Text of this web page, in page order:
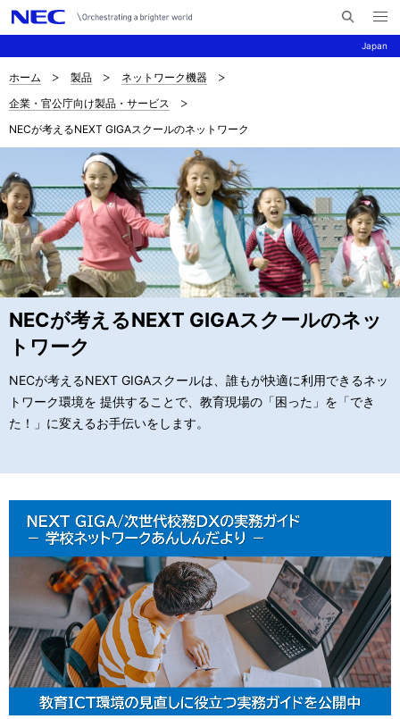
Japan
イ
メ
ニ
ュ
ナ
ビ
ゲ
ー
シ
ョ
ン
サ
イ
ト
内
の
現
在
位
置
ホーム 製品
ネットワーク機器
企業・官公庁向け製品・サービス
NECが考えるNEXT GIGAスクールのネットワーク
NECが考えるNEXT GIGAスクールのネッ
トワーク
NECが考えるNEXT GIGAスクールは、誰もが快適に利用できるネッ
トワーク環境を 提供することで、教育現場の「困った」を「でき
た！」に変えるお手伝いをします。